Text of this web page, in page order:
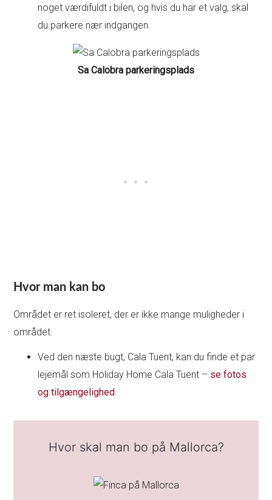
noget værdifuldt i bilen, og hvis du har et valg, skal
du parkere nær indgangen.
Sa Calobra parkeringsplads
Hvor man kan bo
Området er ret isoleret, der er ikke mange muligheder i
området.
Ved den næste bugt, Cala Tuent, kan du finde et par
lejemål som Holiday Home Cala Tuent – se fotos
og tilgængelighed.
Hvor skal man bo på Mallorca?